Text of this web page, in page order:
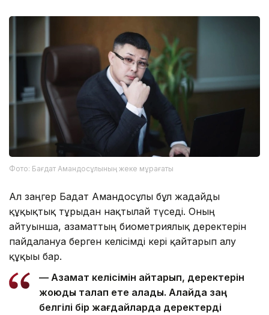
Фото: Бағдат Амандосұлының жеке мұрағаты
Ал заңгер Бағдат Амандосұлы бұл жағдайды
құқықтық тұрғыдан нақтылай түседі. Оның
айтуынша, азаматтың биометриялық деректерін
пайдалануға берген келісімді кері қайтарып алу
құқығы бар.
— Азамат келісімін қайтарып, деректерін
жоюды талап ете алады. Алайда заң
белгілі бір жағдайларда деректерді